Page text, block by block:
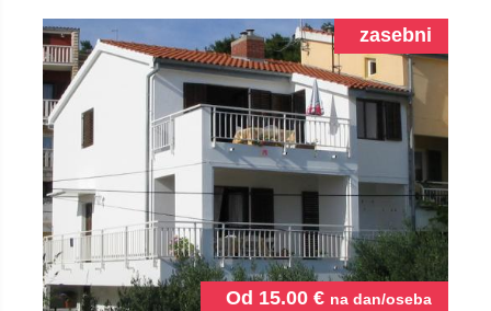
Od 15.00 € na dan/oseba
zasebni